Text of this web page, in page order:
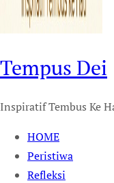
Tempus Dei
Inspiratif Tembus Ke
HOME
Peristiwa
Refleksi